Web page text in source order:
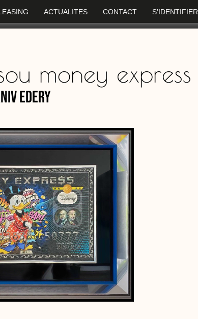
ACTUALITES CONTACT S'IDENTIFIER
money express
Edery